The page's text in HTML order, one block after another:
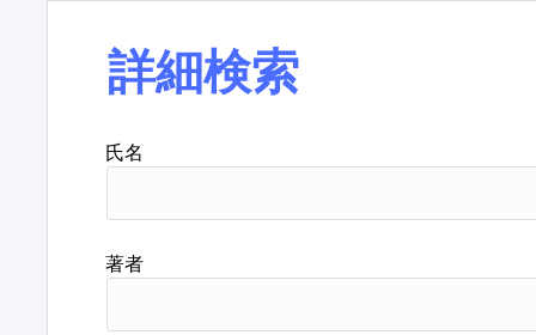
詳細検索
氏名
著者